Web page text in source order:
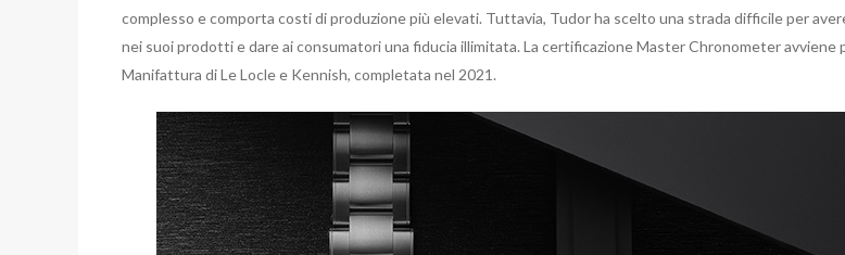
complesso e comporta costi di produzione più elevati. Tuttavia, Tudor ha scelto una strada difficile per
nei suoi prodotti e dare ai consumatori una fiducia illimitata. La certificazione Master Chronometer avviene
Manifattura di Le Locle e Kennish, completata nel 2021.